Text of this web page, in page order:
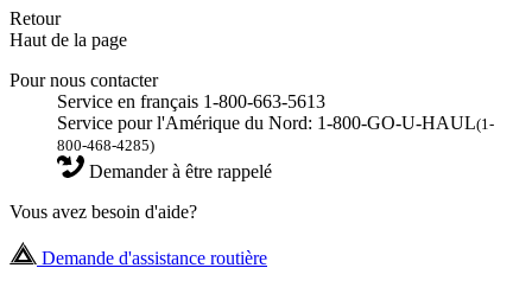
Retour
Haut de la page
Pour nous contacter
Service en français 1-800-663-5613
Service pour l'Amérique du Nord: 1-800-GO-U-HAUL(1-
800-468-4285)
Demander à être rappelé
Vous avez besoin d'aide?
Demande d'assistance routière